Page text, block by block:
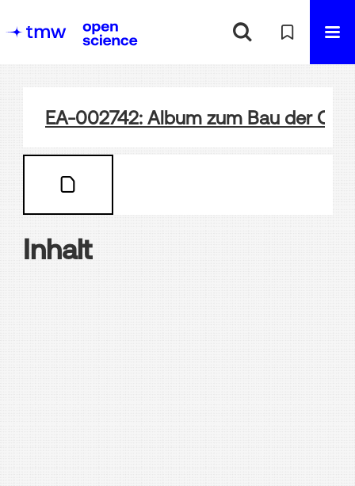
EA-002742: Album zum Bau der
Inhalt